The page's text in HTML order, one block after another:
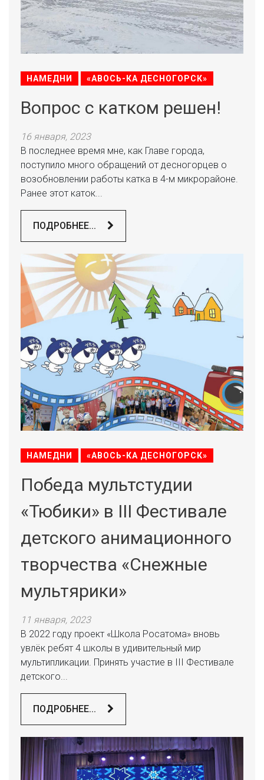
НАМЕДНИ «АВОСЬ-КА ДЕСНОГОРСК»
Вопрос с катком решен!
16 января, 2023
В последнее время мне, как Главе города,
поступило много обращений от десногорцев о
возобновлении работы катка в 4-м микрорайоне.
Ранее этот каток...
ПОДРОБНЕЕ...
НАМЕДНИ «АВОСЬ-КА ДЕСНОГОРСК»
Победа мультстудии
«Тюбики» в III Фестивале
детского анимационного
творчества «Снежные
мультярики»
11 января, 2023
В 2022 году проект «Школа Росатома» вновь
увлёк ребят 4 школы в удивительный мир
мультипликации. Принять участие в III Фестивале
детского...
ПОДРОБНЕЕ...